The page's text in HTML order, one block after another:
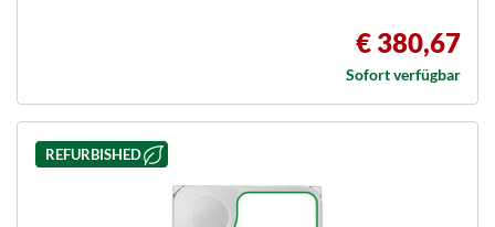
€ 380,67
Sofort verfügbar
REFURBISHED